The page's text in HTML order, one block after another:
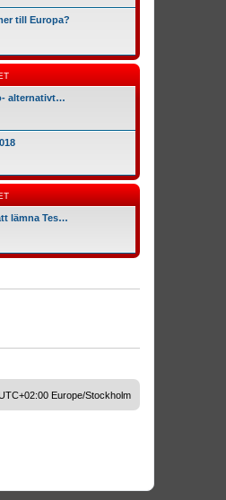
till Europa?
alternativt…
lämna Tes…
Europe/Stockholm